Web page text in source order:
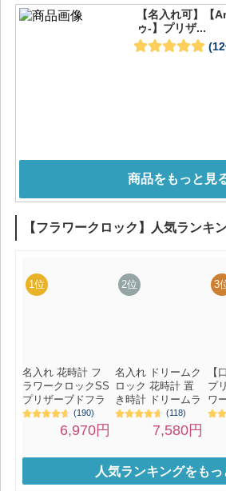
人気ランキングをもっ